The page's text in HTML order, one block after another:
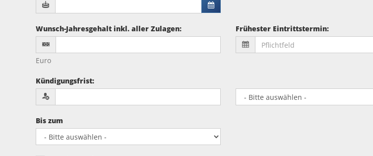
Wunsch-Jahresgehalt inkl. aller Zulagen:
Euro
Frühester Eintrittstermin:
Kündigungsfrist:
Bis zum